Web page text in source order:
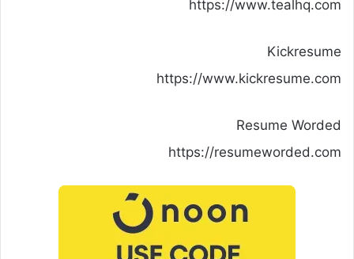
https://www.tealhq.com
Kickresume
https://www.kickresume.com
Resume Worded
https://resumeworded.com